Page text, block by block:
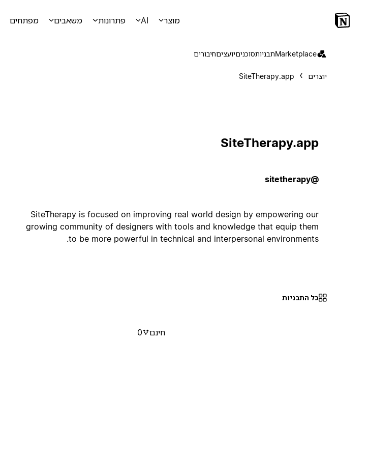
מוצר AI פתרונות משאבים מפתחים
Marketplaceתבניותסוכניםיועציםחיבורים
יוצרים SiteTherapy.app
SiteTherapy.app
@sitetherapy
SiteTherapy is focused on improving real world design by empowering our
growing community of designers with tools and knowledge that equip them
to be more powerful in technical and interpersonal environments.
כל התבניות
חינם 0